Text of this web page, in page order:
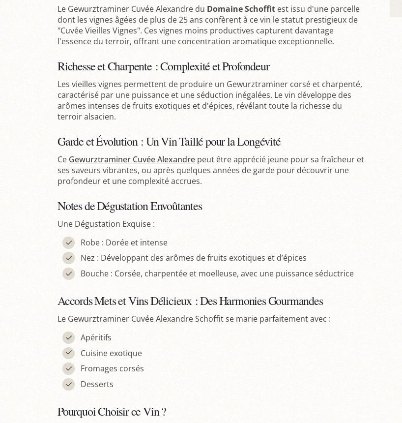
Le Gewurztraminer Cuvée Alexandre du Domaine Schoffit est issu d'une parcelle
dont les vignes âgées de plus de 25 ans confèrent à ce vin le statut prestigieux de
"Cuvée Vieilles Vignes". Ces vignes moins productives capturent davantage
l'essence du terroir, offrant une concentration aromatique exceptionnelle.
Richesse et Charpente : Complexité et Profondeur
Les vieilles vignes permettent de produire un Gewurztraminer corsé et charpenté,
caractérisé par une puissance et une séduction inégalées. Le vin développe des
arômes intenses de fruits exotiques et d'épices, révélant toute la richesse du
terroir alsacien.
Garde et Évolution : Un Vin Taillé pour la Longévité
Ce Gewurztraminer Cuvée Alexandre peut être apprécié jeune pour sa fraîcheur et
ses saveurs vibrantes, ou après quelques années de garde pour découvrir une
profondeur et une complexité accrues.
Notes de Dégustation Envoûtantes
Une Dégustation Exquise :
Robe : Dorée et intense
Nez : Développant des arômes de fruits exotiques et d’épices
Bouche : Corsée, charpentée et moelleuse, avec une puissance séductrice
Accords Mets et Vins Délicieux : Des Harmonies Gourmandes
Le Gewurztraminer Cuvée Alexandre Schoffit se marie parfaitement avec :
Apéritifs
Cuisine exotique
Fromages corsés
Desserts
Pourquoi Choisir ce Vin ?